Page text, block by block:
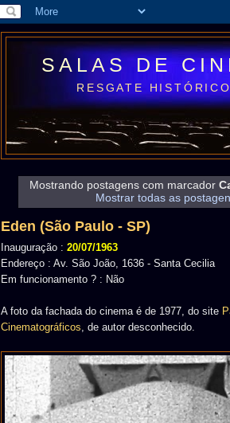
SALAS DE
RESGATE
Mostrando postagens com marcador
Mostrar todas as
Eden (São Paulo - SP)
Inauguração : 20/07/1963
Endereço : Av. São João, 1636 - Santa Cecilia
Em funcionamento ? : Não
A foto da fachada do cinema é de 1977, do site
Cinematográficos, de autor desconhecido.